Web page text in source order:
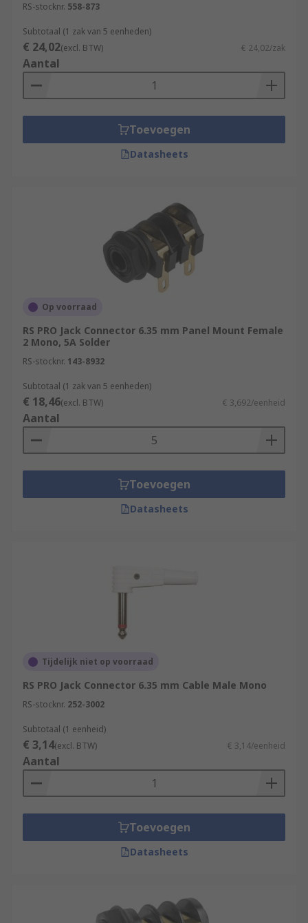
RS-stocknr. 558-873
Subtotaal (1 zak van 5 eenheden)
€ 24,02(excl. BTW) € 24,02/zak
Aantal
Toevoegen
Datasheets
Op voorraad
RS PRO Jack Connector 6.35 mm Panel Mount Female
2 Mono, 5A Solder
RS-stocknr. 143-8932
Subtotaal (1 zak van 5 eenheden)
€ 18,46(excl. BTW) € 3,692/eenheid
Aantal
Toevoegen
Datasheets
Tijdelijk niet op voorraad
RS PRO Jack Connector 6.35 mm Cable Male Mono
RS-stocknr. 252-3002
Subtotaal (1 eenheid)
€ 3,14(excl. BTW) € 3,14/eenheid
Aantal
Toevoegen
Datasheets